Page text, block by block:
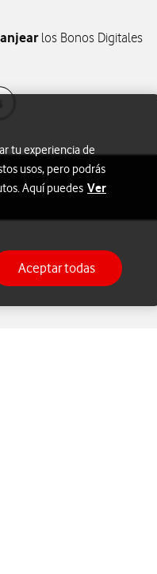
los Bonos Digitales
tu experiencia de
usos, pero podrás
Aquí puedes Ver
Aceptar todas